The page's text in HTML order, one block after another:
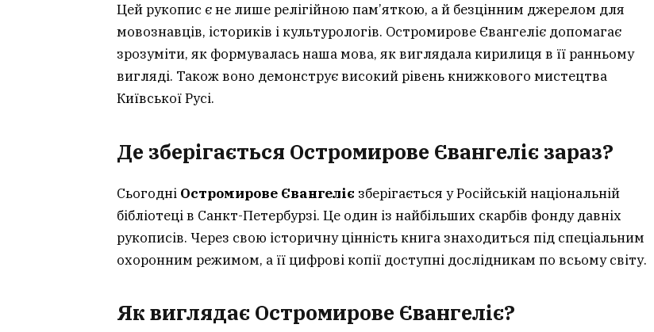
Цей рукопис є не лише релігійною пам’яткою, а й безцінним джерелом для
мовознавців, істориків і культурологів. Остромирове Євангеліє допомагає
зрозуміти, як формувалась наша мова, як виглядала кирилиця в її ранньому
вигляді. Також воно демонструє високий рівень книжкового мистецтва
Київської Русі.
Де зберігається Остромирове Євангеліє зараз?
Сьогодні Остромирове Євангеліє зберігається у Російській національній
бібліотеці в Санкт-Петербурзі. Це один із найбільших скарбів фонду давніх
рукописів. Через свою історичну цінність книга знаходиться під спеціальним
охоронним режимом, а її цифрові копії доступні дослідникам по всьому світу.
Як виглядає Остромирове Євангеліє?